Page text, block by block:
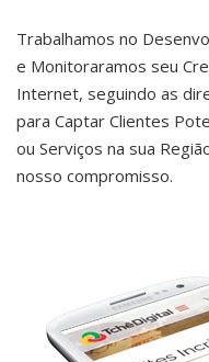
Trabalhamos no
e Monitoraramos seu
Internet, seguindo as
para Captar Clientes
ou Serviços na sua
nosso compromisso.